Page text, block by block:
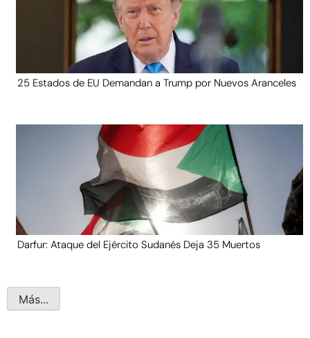
25 Estados de EU Demandan a Trump por Nuevos Aranceles
Darfur: Ataque del Ejército Sudanés Deja 35 Muertos
Más...